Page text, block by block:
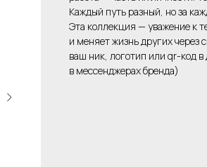
Каждый путь разный, но за
Эта коллекция — уважение к
и меняет жизнь других
ваш ник, логотип или qr-код
в мессенджерах бренда)